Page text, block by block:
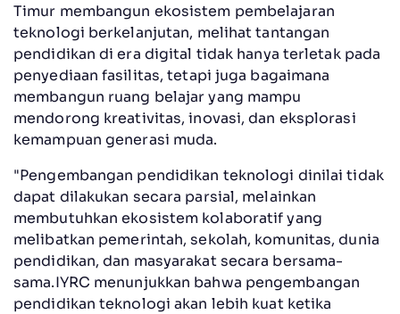
Timur membangun ekosistem pembelajaran
teknologi berkelanjutan, melihat tantangan
pendidikan di era digital tidak hanya terletak pada
penyediaan fasilitas, tetapi juga bagaimana
membangun ruang belajar yang mampu
mendorong kreativitas, inovasi, dan eksplorasi
kemampuan generasi muda.
"Pengembangan pendidikan teknologi dinilai tidak
dapat dilakukan secara parsial, melainkan
membutuhkan ekosistem kolaboratif yang
melibatkan pemerintah, sekolah, komunitas, dunia
pendidikan, dan masyarakat secara bersama-
sama.IYRC menunjukkan bahwa pengembangan
pendidikan teknologi akan lebih kuat ketika